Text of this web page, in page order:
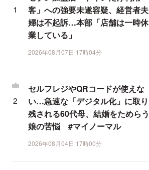
客」への強要未遂容疑、経営者夫
婦は不起訴…本部「店舗は一時休
業している」
2026年08月07日 17時04分
セルフレジやQRコードが使えな
い…急速な「デジタル化」に取り
残される60代母、結婚をためらう
娘の苦悩 #マイノーマル
2026年08月04日 17時00分